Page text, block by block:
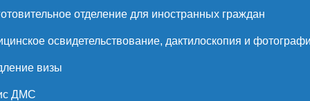
отделение для иностранных граждан
освидетельствование, дактилоскопия и
визы
ДМС